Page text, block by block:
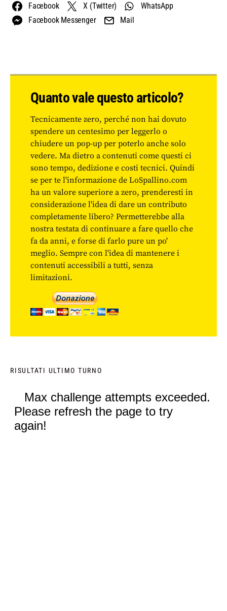
Facebook X (Twitter)
WhatsApp
Facebook Messenger
Mail
Quanto vale questo articolo?
Tecnicamente zero, perché non hai dovuto
spendere un centesimo per leggerlo o
chiudere un pop-up per poterlo anche solo
vedere. Ma dietro a contenuti come questi ci
sono tempo, dedizione e costi tecnici. Quindi
se per te l'informazione de LoSpallino.com
ha un valore superiore a zero, prenderesti in
considerazione l'idea di dare un contributo
completamente libero? Permetterebbe alla
nostra testata di continuare a fare quello che
fa da anni, e forse di farlo pure un po'
meglio. Sempre con l'idea di mantenere i
contenuti accessibili a tutti, senza
limitazioni.
RISULTATI ULTIMO TURNO